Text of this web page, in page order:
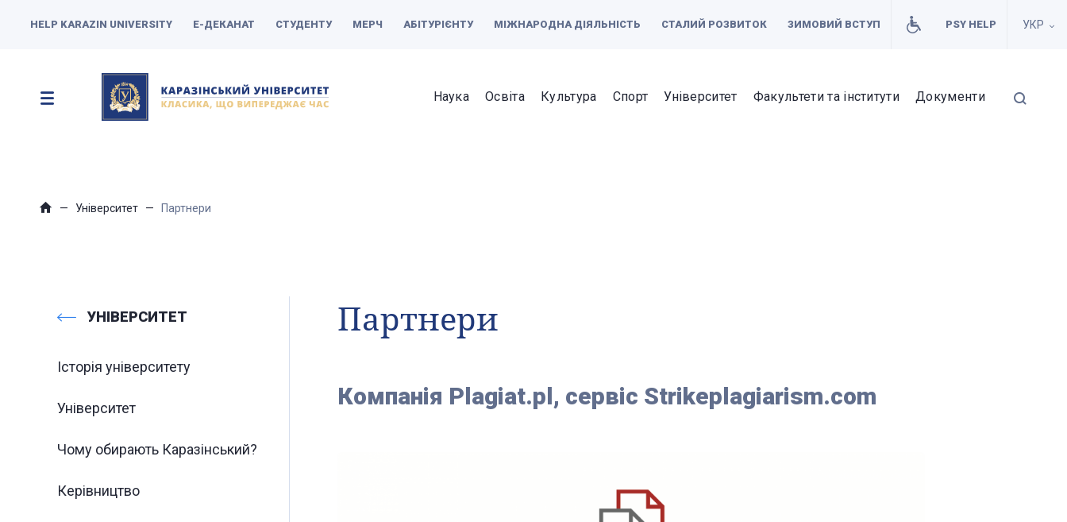
HELP KARAZIN UNIVERSITY Е-ДЕКАНАТ СТУДЕНТУ МЕРЧ АБІТУРІЄНТУ МІЖНАРОДНА ДІЯЛЬНІСТЬ СТАЛИЙ РОЗВИТОК ЗИМОВИЙ ВСТУП PSY HELP УКР
Наука Освіта Культура Спорт Університет Факультети та інститути Документи
Університет Партнери
УНІВЕРСИТЕТ
Історія університету
Університет
Чому обирають Каразінський?
Керівництво
Партнери
Компанія Plagiat.pl, сервіс Strikeplagiarism.com